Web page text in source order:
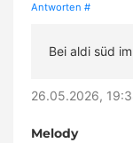
Antworten #
Bei aldi süd
26.05.2026,
Melody